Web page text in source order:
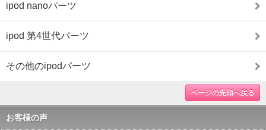
ipod nanoパーツ
ipod 第4世代パーツ
その他のipodパーツ
ページの先頭へ戻る
お客様の声